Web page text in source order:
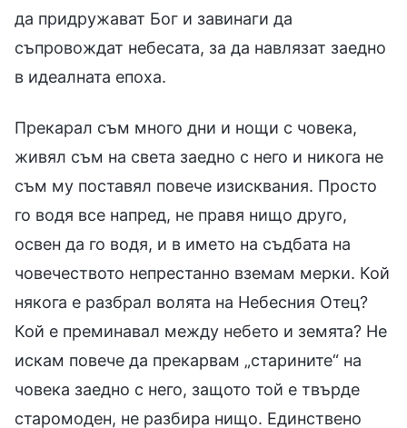
да придружават Бог и завинаги да
съпровождат небесата, за да навлязат заедно
в идеалната епоха.
Прекарал съм много дни и нощи с човека,
живял съм на света заедно с него и никога не
съм му поставял повече изисквания. Просто
го водя все напред, не правя нищо друго,
освен да го водя, и в името на съдбата на
човечеството непрестанно вземам мерки. Кой
някога е разбрал волята на Небесния Отец?
Кой е преминавал между небето и земята? Не
искам повече да прекарвам „старините“ на
човека заедно с него, защото той е твърде
старомоден, не разбира нищо. Единствено